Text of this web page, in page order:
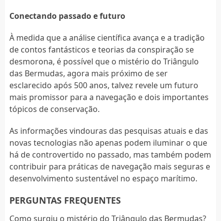
Conectando passado e futuro
À medida que a análise científica avança e a tradição
de contos fantásticos e teorias da conspiração se
desmorona, é possível que o mistério do Triângulo
das Bermudas, agora mais próximo de ser
esclarecido após 500 anos, talvez revele um futuro
mais promissor para a navegação e dois importantes
tópicos de conservação.
As informações vindouras das pesquisas atuais e das
novas tecnologias não apenas podem iluminar o que
há de controvertido no passado, mas também podem
contribuir para práticas de navegação mais seguras e
desenvolvimento sustentável no espaço marítimo.
PERGUNTAS FREQUENTES
Como surgiu o mistério do Triângulo das Bermudas?